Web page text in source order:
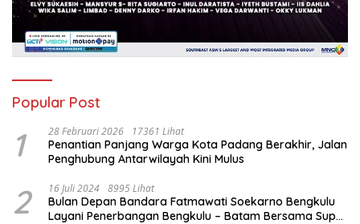
Popular Post
1 28 Februari 2026 17361 Lihat
Penantian Panjang Warga Kota Padang Berakhir, Jalan
Penghubung Antarwilayah Kini Mulus
2 16 Juli 2024 8995 Lihat
Bulan Depan Bandara Fatmawati Soekarno Bengkulu
Layani Penerbangan Bengkulu – Batam Bersama Super